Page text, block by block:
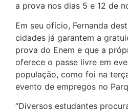
a prova nos dias 5 e 12 de
Em seu ofício, Fernanda
cidades já garantem a
prova do Enem e que a
oferece o passe livre em
população, como foi na
evento de empregos no
“Diversos estudantes